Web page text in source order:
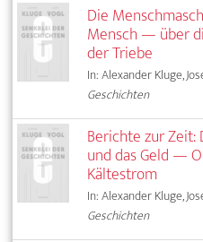
Die
Mensch — über
der Triebe
In: Alexander Kluge,
Geschichten
Berichte zur Zeit:
und das Geld —
Kältestrom
In: Alexander Kluge,
Geschichten